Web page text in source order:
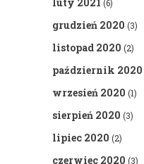
(6)
grudzień 2020 (3)
listopad 2020 (2)
październik 2020
wrzesień 2020 (1)
sierpień 2020 (3)
lipiec 2020 (2)
czerwiec 2020 (3)